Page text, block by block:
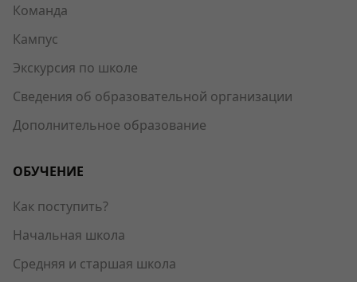
Команда
Кампус
Экскурсия по школе
Сведения об образовательной организации
Дополнительное образование
ОБУЧЕНИЕ
Как поступить?
Начальная школа
Средняя и старшая школа